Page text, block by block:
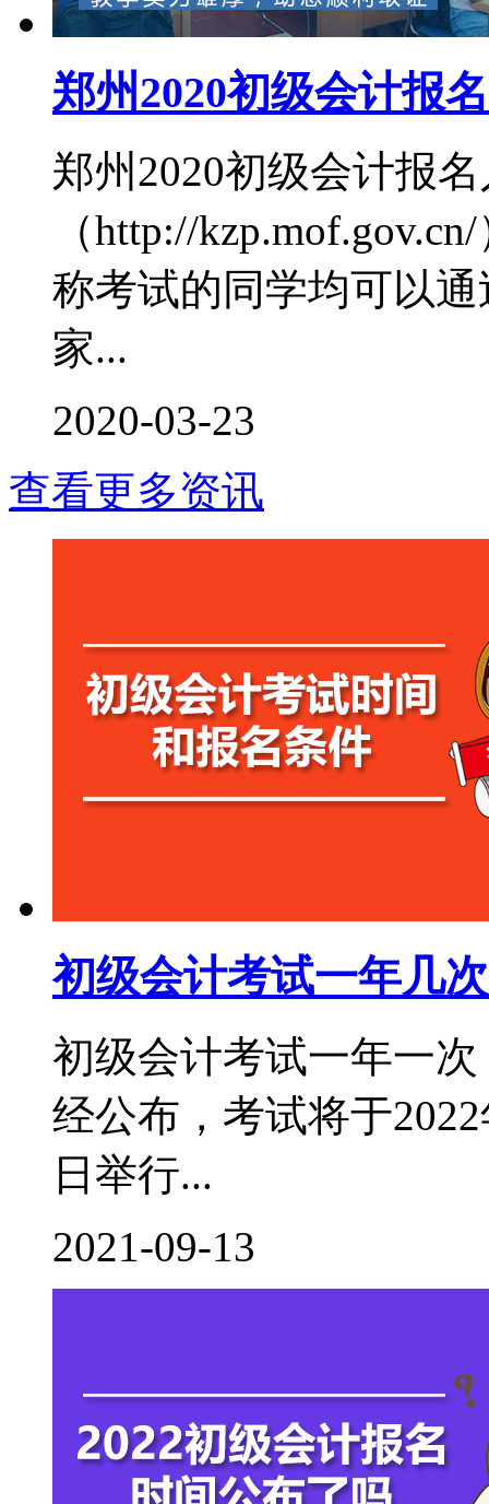
郑州2020初级会计报
郑州2020初级会计报
（http://
称考试的同学均可以
家...
2020-03-23
查看更多资讯
初级会计考试一年几
初级会计考试一年一
经公布，考试将于
日举行...
2021-09-13